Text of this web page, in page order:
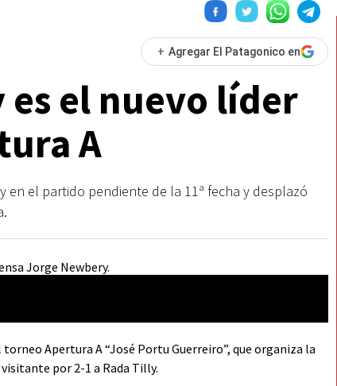
+ Agregar El Patagonico en
es el nuevo líder
A
en el partido pendiente de la 11ª fecha y desplazó
Apertura A “José Portu Guerreiro”, que organiza la
por 2-1 a Rada Tilly.